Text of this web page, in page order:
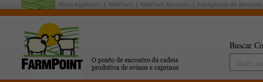
Rede AgriPoint: MilkPoint MilkPoint Mercado Inteligência de Mercado
Buscar